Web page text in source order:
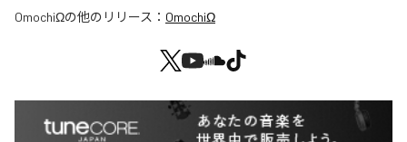
OmochiΩの他のリリース： OmochiΩ